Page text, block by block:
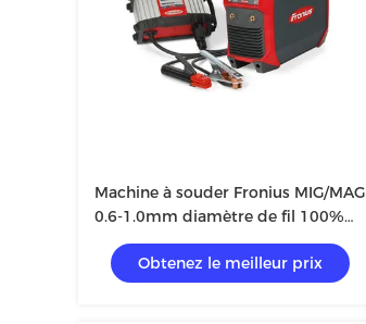
Machine à souder Fronius MIG/MAG
0.6-1.0mm diamètre de fil 100%
cycle de service
Obtenez le meilleur prix